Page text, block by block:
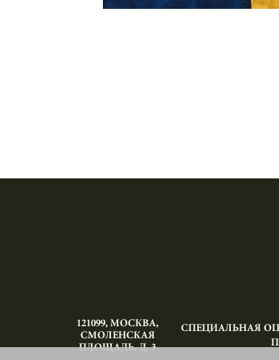
121099, МОСКВА,
СМОЛЕНСКАЯ
ПЛОЩАДЬ‚ Д. 3
СПЕЦИАЛЬНАЯ